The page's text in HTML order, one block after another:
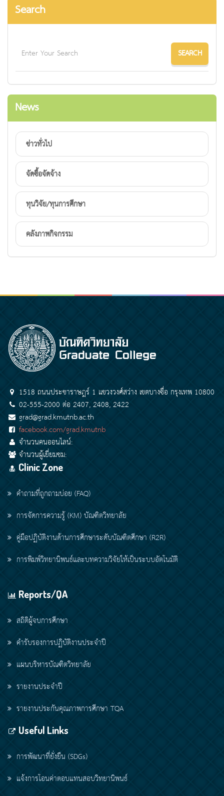
Search
News
ข่าวทั่วไป
จัดซื้อจัดจ้าง
ทุนวิจัย/ทุนการศึกษา
คลังภาพกิจกรรม
1518 ถนนประชาราษฎร์ 1 แขวงวงศ์สว่าง เขตบางซื่อ กรุงเทพ 10800
02-555-2000 ต่อ 2407, 2408, 2422
grad@grad.kmutnb.ac.th
facebook.com/grad.kmutnb
จำนวนคนออนไลน์:
จำนวนผู้เยี่ยมชม:
Clinic Zone
คำถามที่ถูกถามบ่อย (FAQ)
การจัดการความรู้ (KM) บัณฑิตวิทยาลัย
คู่มือปฏิบัติงานด้านการศึกษาระดับบัณฑิตศึกษา (R2R)
การพิมพ์วิทยานิพนธ์และบทความวิจัยให้เป็นระบบอัตโนมัติ
Reports/QA
สถิติผู้จบการศึกษา
คำรับรองการปฏิบัติงานประจำปี
แผนบริหารบัณฑิตวิทยาลัย
รายงานประจำปี
รายงานประกันคุณภาพการศึกษา TQA
Useful Links
การพัฒนาที่ยั่งยืน (SDGs)
แจ้งการโอนค่าตอบแทนสอบวิทยานิพนธ์